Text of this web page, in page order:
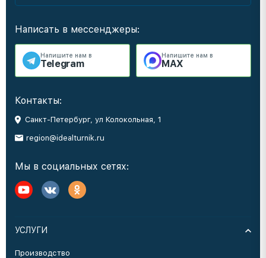
Написать в мессенджеры:
Напишите нам в
Telegram
Напишите нам в
MAX
Контакты:
Санкт-Петербург, ул Колокольная, 1
region@idealturnik.ru
Мы в социальных сетях:
УСЛУГИ
Производство